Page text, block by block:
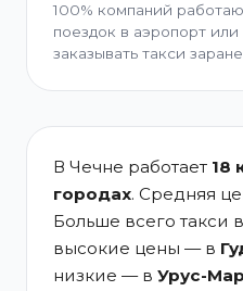
100% компаний
поездок в аэропорт
заказывать такси
В Чечне работает 18
городах. Средняя
Больше всего такси в
высокие цены — в
низкие — в Урус-